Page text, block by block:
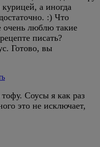
а иногда
:) Что
очень люблю такие
писать?
Готово, вы
Соусы я как раз
это не исключает,